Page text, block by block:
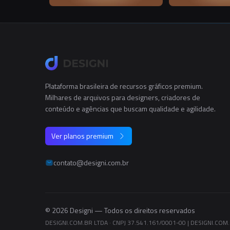
Plataforma brasileira de recursos gráficos premium.
Milhares de arquivos para designers, criadores de
conteúdo e agências que buscam qualidade e agilidade.
Ver planos premium
contato@designi.com.br
© 2026 Designi — Todos os direitos reservados
DESIGNI.COM.BR LTDA · CNPJ 37.541.161/0001-00 |